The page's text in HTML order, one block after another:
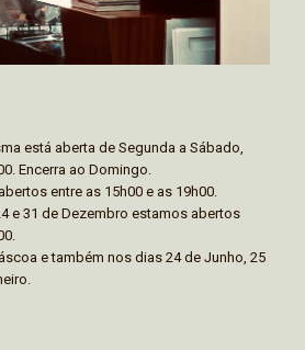
está aberta de Segunda a Sábado,
Encerra ao Domingo.
entre as 15h00 e as 19h00.
e 31 de Dezembro estamos abertos
e também nos dias 24 de Junho, 25